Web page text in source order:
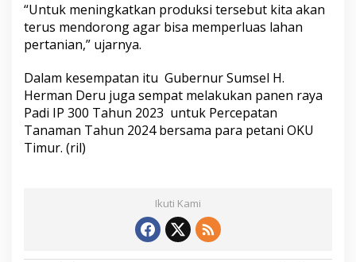
“Untuk meningkatkan produksi tersebut kita akan
terus mendorong agar bisa memperluas lahan
pertanian,” ujarnya.
Dalam kesempatan itu Gubernur Sumsel H.
Herman Deru juga sempat melakukan panen raya
Padi IP 300 Tahun 2023 untuk Percepatan
Tanaman Tahun 2024 bersama para petani OKU
Timur. (ril)
Ikuti Kami